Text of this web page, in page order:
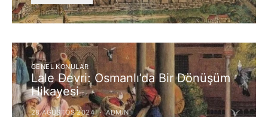
GENEL KONULAR
Lale Devri: Osmanlı’da Bir Dönüşüm
Hikayesi
28 AĞUSTOS 2024 ADMIN